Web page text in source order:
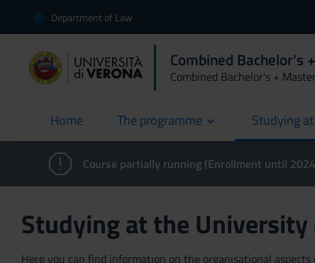
Department of Law
Combined Bachelor's
Combined Bachelor's +
Home
current The programme Studying
Course partially running (Enrollment until
Studying at the University
Here you can find information on the organisational